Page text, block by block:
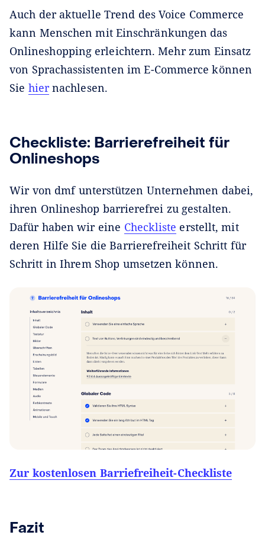
Auch der aktuelle Trend des Voice Commerce
kann Menschen mit Einschränkungen das
Onlineshopping erleichtern. Mehr zum Einsatz
von Sprachassistenten im E-Commerce können
Sie hiernachlesen.
Checkliste: Barrierefreiheit für
Onlineshops
Wir von dmf unterstützen Unternehmen dabei,
ihren Onlineshop barrierefrei zu gestalten.
Dafür haben wir eine Checkliste erstellt, mit
deren Hilfe Sie die Barrierefreiheit Schritt für
Schritt in Ihrem Shop umsetzen können.
Zur kostenlosen Barriefreiheit-Checkliste
Fazit